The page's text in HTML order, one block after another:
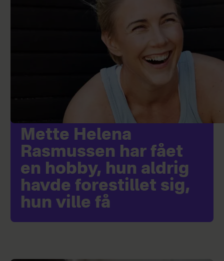
Mette Helena
Rasmussen har fået
en hobby, hun aldrig
havde forestillet sig,
hun ville få